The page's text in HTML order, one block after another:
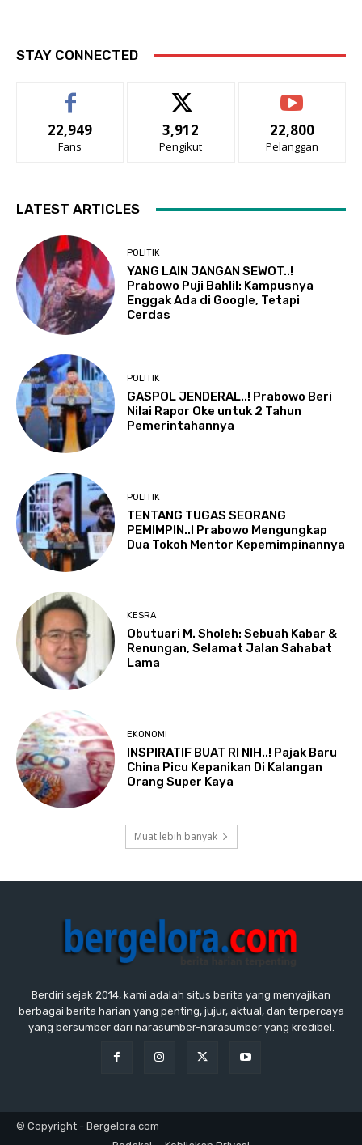
STAY CONNECTED
22,949
Fans
3,912
Pengikut
22,800
Pelanggan
LATEST ARTICLES
POLITIK
YANG LAIN JANGAN SEWOT..!
Prabowo Puji Bahlil: Kampusnya
Enggak Ada di Google, Tetapi
Cerdas
POLITIK
GASPOL JENDERAL..! Prabowo Beri
Nilai Rapor Oke untuk 2 Tahun
Pemerintahannya
POLITIK
TENTANG TUGAS SEORANG
PEMIMPIN..! Prabowo Mengungkap
Dua Tokoh Mentor Kepemimpinannya
KESRA
Obutuari M. Sholeh: Sebuah Kabar &
Renungan, Selamat Jalan Sahabat
Lama
EKONOMI
INSPIRATIF BUAT RI NIH..! Pajak Baru
China Picu Kepanikan Di Kalangan
Orang Super Kaya
Muat lebih banyak
Berdiri sejak 2014, kami adalah situs berita yang menyajikan
berbagai berita harian yang penting, jujur, aktual, dan terpercaya
yang bersumber dari narasumber-narasumber yang kredibel.
© Copyright - Bergelora.com